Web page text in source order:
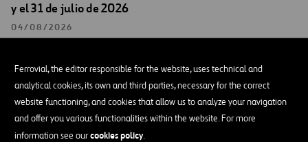
Ferrovial, the editor responsible for the website, uses technical and
analytical cookies, its own and third parties, necessary for the correct
website functioning, and cookies that allow us to analyze your navigation
and offer you various functionalities within the website. For more
information see ourcookies policy.
y el 31 de julio de 2026
04/08/2026
Ferrovial remite una versión actualizada de la
presentación para inversores de fecha 08/05 y nº
Registro 40749 que corrige errores en la inversión en